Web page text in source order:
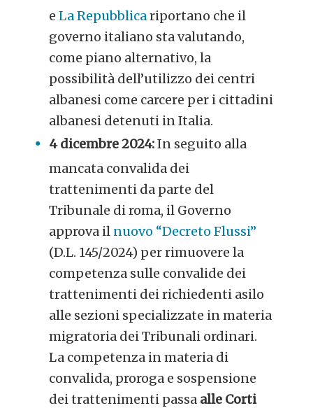
eLa Repubblicariportano che il
governo italiano sta valutando,
come piano alternativo, la
possibilità dell’utilizzo dei centri
albanesi come carcere per i cittadini
albanesi detenuti in Italia.
4 dicembre 2024:In seguito alla
mancata convalida dei
trattenimenti da parte del
Tribunale di roma, il Governo
approva il nuovo “Decreto Flussi”
(D.L. 145/2024) per rimuovere la
competenza sulle convalide dei
trattenimenti dei richiedenti asilo
alle sezioni specializzate in materia
migratoria dei Tribunali ordinari.
La competenza in materia di
convalida, proroga e sospensione
dei trattenimenti passa alle Corti